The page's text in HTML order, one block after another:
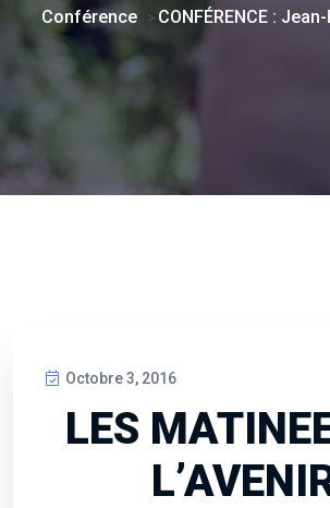
Conférence > CONFÉRENCE :
Octobre 3, 2016
LES